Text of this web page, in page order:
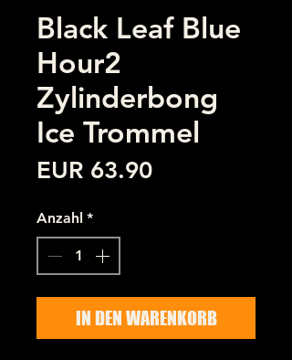
Black Leaf Blue
Hour2
Zylinderbong
Ice Trommel
EUR 63.90Preis
Anzahl *
IN DEN WARENKORB